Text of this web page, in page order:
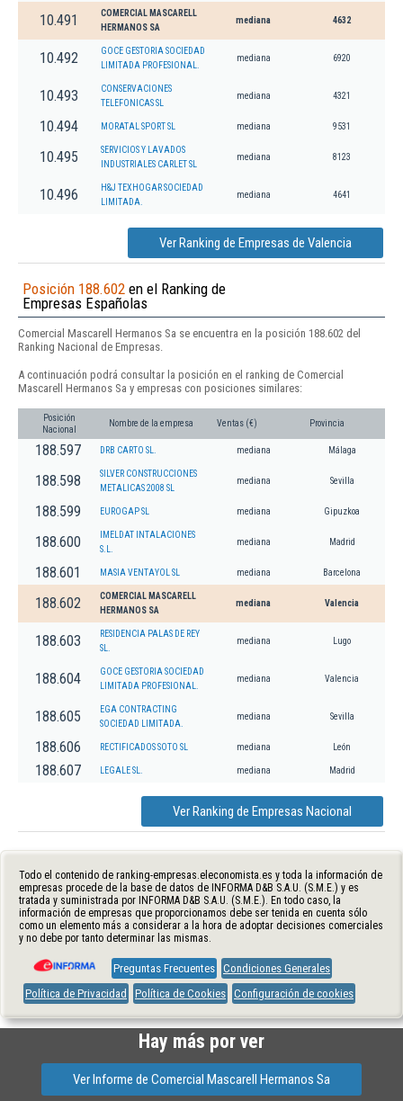
10.491
COMERCIAL MASCARELL
HERMANOS SA
mediana 4632
10.492
GOCE GESTORIA SOCIEDAD
LIMITADA PROFESIONAL.
mediana 6920
10.493
CONSERVACIONES
TELEFONICAS SL
mediana 4321
10.494 MORATAL SPORT SL mediana 9531
10.495
SERVICIOS Y LAVADOS
INDUSTRIALES CARLET SL
mediana 8123
10.496
H&J TEXHOGAR SOCIEDAD
LIMITADA.
mediana 4641
Ver Ranking de Empresas de Valencia
Posición 188.602 en el Ranking de
Empresas Españolas
Comercial Mascarell Hermanos Sa se encuentra en la posición 188.602 del
Ranking Nacional de Empresas.
A continuación podrá consultar la posición en el ranking de Comercial
Mascarell Hermanos Sa y empresas con posiciones similares:
Posición
Nacional
Nombre de la empresa Ventas (€) Provincia
188.597 DRB CARTO SL. mediana Málaga
188.598
SILVER CONSTRUCCIONES
METALICAS 2008 SL
mediana Sevilla
188.599 EUROGAP SL mediana Gipuzkoa
188.600
IMELDAT INTALACIONES
S.L.
mediana Madrid
188.601 MASIA VENTAYOL SL mediana Barcelona
188.602
COMERCIAL MASCARELL
HERMANOS SA
mediana Valencia
188.603
RESIDENCIA PALAS DE REY
SL.
mediana Lugo
188.604
GOCE GESTORIA SOCIEDAD
LIMITADA PROFESIONAL.
mediana Valencia
188.605
EGA CONTRACTING
SOCIEDAD LIMITADA.
mediana Sevilla
188.606 RECTIFICADOS SOTO SL mediana León
188.607 LEGALE SL. mediana Madrid
Ver Ranking de Empresas Nacional
Todo el contenido de ranking-empresas.eleconomista.es y toda la información de
empresas procede de la base de datos de INFORMA D&B S.A.U. (S.M.E.) y es
tratada y suministrada por INFORMA D&B S.A.U. (S.M.E.). En todo caso, la
información de empresas que proporcionamos debe ser tenida en cuenta sólo
como un elemento más a considerar a la hora de adoptar decisiones comerciales
y no debe por tanto determinar las mismas.
Preguntas Frecuentes Condiciones Generales
Política de Privacidad
Política de Cookies Configuración de cookies
Hay más por ver
Ver Informe de Comercial Mascarell Hermanos Sa